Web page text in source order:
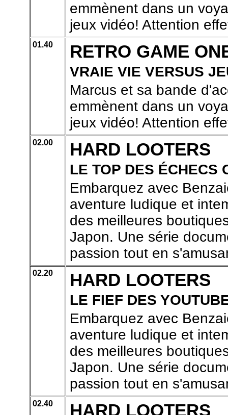
emmènent dans un
jeux vidéo! Attention
01.40 RETRO GAME
VRAIE VIE VERSUS
Marcus et sa bande
emmènent dans un
jeux vidéo! Attention
02.00 HARD LOOTERS
LE TOP DES ÉCHECS
Embarquez avec
aventure ludique et
des meilleures
Japon. Une série
passion tout en
02.20 HARD LOOTERS
LE FIEF DES
Embarquez avec
aventure ludique et
des meilleures
Japon. Une série
passion tout en
02.40 HARD LOOTERS